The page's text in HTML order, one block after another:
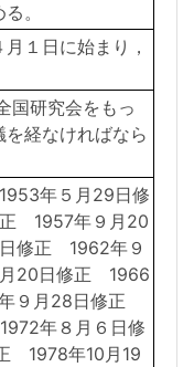
。
１日に始まり，
国研究会をもっ
経なければなら
年５月29日修
1957年９月20
修正 1962年９
20日修正 1966
９月28日修正
年８月６日修
1978年10月19